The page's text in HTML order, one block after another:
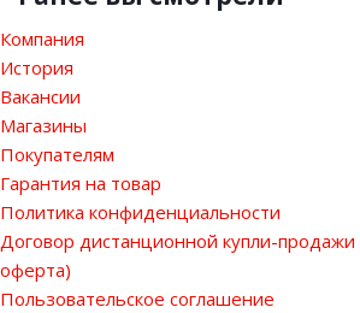
Компания
История
Вакансии
Магазины
Покупателям
Гарантия на товар
Политика конфиденциальности
Договор дистанционной купли-продажи
оферта)
Пользовательское соглашение